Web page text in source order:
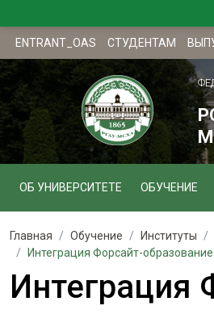
ENTRANT_OAS СТУДЕНТАМ
ОБ УНИВЕРСИТЕТЕ ОБУЧЕНИЕ
Главная Обучение Институты
Интеграция Форсайт-
Интеграция